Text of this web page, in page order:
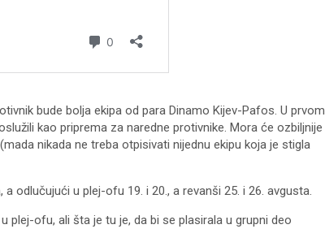
bude bolja ekipa od para Dinamo Kijev-Pafos. U prvom
kao priprema za naredne protivnike. Mora će ozbiljnije
nikada ne treba otpisivati nijednu ekipu koja je stigla
odlučujući u plej-ofu 19. i 20., a revanši 25. i 26. avgusta.
plej-ofu, ali šta je tu je, da bi se plasirala u grupni deo